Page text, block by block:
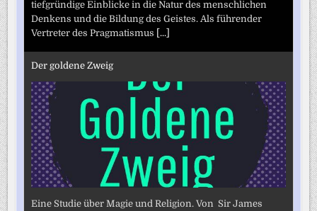
tiefgründige Einblicke in die Natur des menschlichen
Denkens und die Bildung des Geistes. Als führender
Vertreter des Pragmatismus [...]
Der goldene Zweig
Eine Studie über Magie und Religion. Von Sir James